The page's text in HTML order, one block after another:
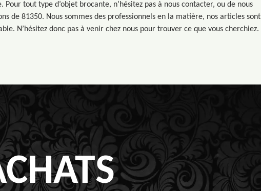
Pour tout type d’objet brocante, n’hésitez pas à nous contacter, ou de nous
de 81350. Nous sommes des professionnels en la matière, nos articles sont
N’hésitez donc pas à venir chez nous pour trouver ce que vous cherchiez.